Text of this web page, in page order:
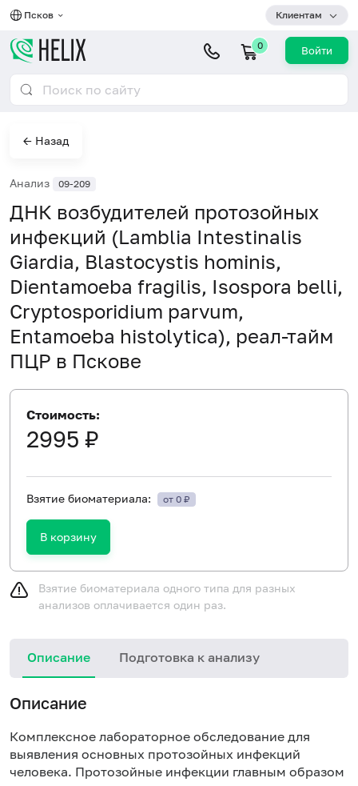
Псков Клиентам
0 Войти
← Назад
Анализ 09-209
ДНК возбудителей протозойных
инфекций (Lamblia Intestinalis
Giardia, Blastocystis hominis,
Dientamoeba fragilis, Isospora belli,
Cryptosporidium parvum,
Entamoeba histolytica), реал-тайм
ПЦР в Пскове
Стоимость:
2995 ₽
Взятие биоматериала: от 0 ₽
В корзину
Взятие биоматериала одного типа для разных
анализов оплачивается один раз.
Описание Подготовка к анализу
Описание
Комплексное лабораторное обследование для
выявления основных протозойных инфекций
человека. Протозойные инфекции главным образом